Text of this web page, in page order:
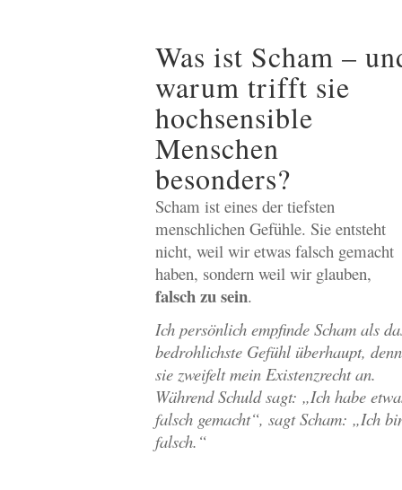
Was ist Scham –
warum trifft sie
hochsensible
Menschen
besonders?
Scham ist eines der tiefsten
menschlichen Gefühle. Sie entsteht
nicht, weil wir etwas falsch gemacht
haben, sondern weil wir glauben,
falsch zu sein.
Ich persönlich empfinde Scham als
bedrohlichste Gefühl überhaupt, denn
sie zweifelt mein Existenzrecht an.
Während Schuld sagt: „Ich habe
falsch gemacht“, sagt Scham: „Ich
falsch.“